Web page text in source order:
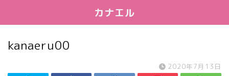
カナエル
kanaeru00
2020年7月13日